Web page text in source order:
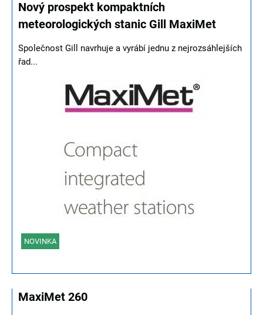
Nový prospekt kompaktních
meteorologických stanic Gill MaxiMet
Společnost Gill navrhuje a vyrábí jednu z nejrozsáhlejších
řad...
NOVINKA
MaxiMet 260